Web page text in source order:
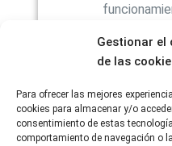
Gestionar el
de las
Para ofrecer las mejores
cookies para almacenar y/o
consentimiento de estas
comportamiento de navegación o
Entrega de
mantenimiento
completa,
y el